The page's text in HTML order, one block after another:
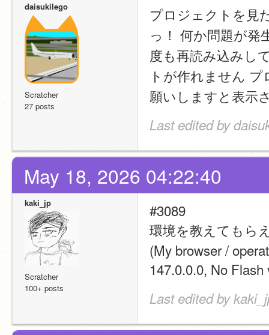
daisukilego
Scratcher
27 posts
プロジェクトを見
っ！ 何か問題が
度も再読み込みし
トが作れません
願いしますと表示
Last edited by
May 18, 2026 04:22:40
kaki_jp
Scratcher
100+ posts
#3089
環境を教えてもら
(My browser /
147.0.0.0, No
Last edited by